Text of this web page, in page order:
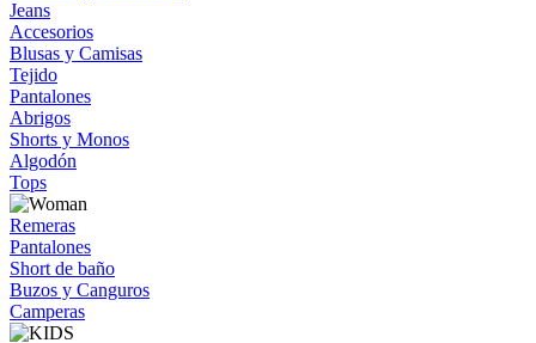
Jeans
Accesorios
Blusas y Camisas
Tejido
Pantalones
Abrigos
Shorts y Monos
Algodón
Tops
Remeras
Pantalones
Short de baño
Buzos y Canguros
Camperas